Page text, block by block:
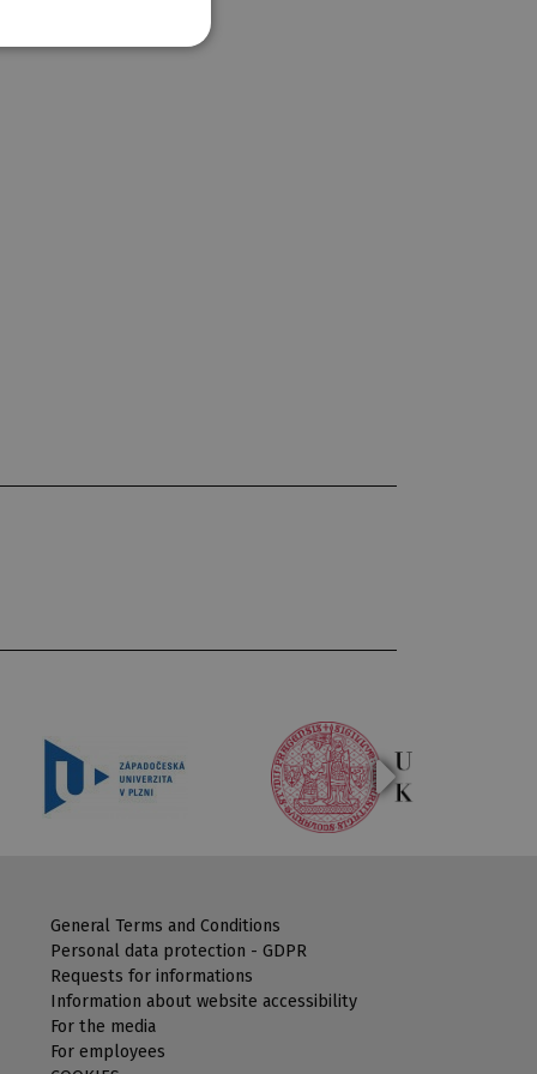
General Terms and Conditions
Personal data protection - GDPR
Requests for informations
Information about website accessibility
For the media
For employees